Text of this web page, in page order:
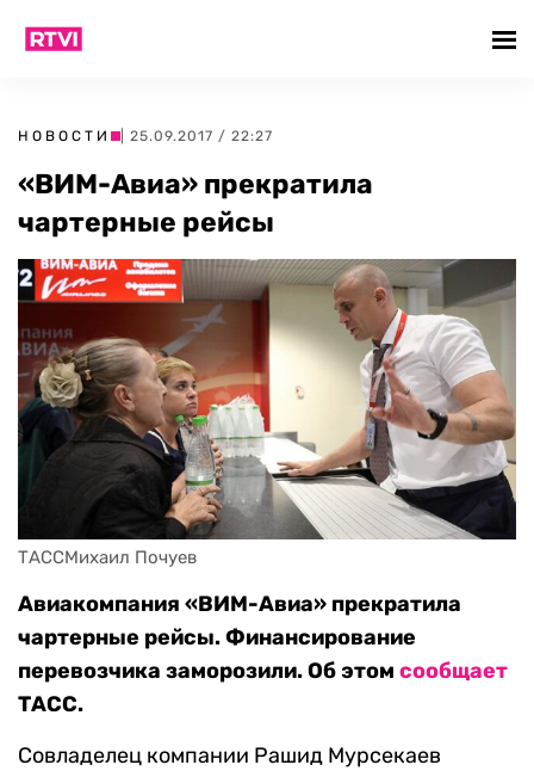
НОВОСТИ | 25.09.2017 / 22:27
«ВИМ-Авиа» прекратила
чартерные рейсы
ТАССМихаил Почуев
Авиакомпания «ВИМ-Авиа» прекратила
чартерные рейсы. Финансирование
перевозчика заморозили. Об этом сообщает
ТАСС.
Совладелец компании Рашид Мурсекаев